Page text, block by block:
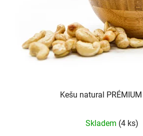
Kešu natural
Skladem (4 ks)